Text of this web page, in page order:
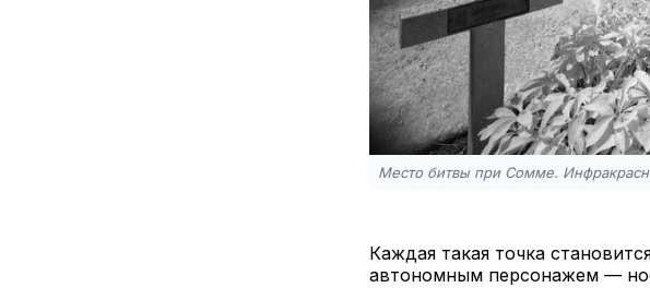
Место битвы при Сомме.
Каждая такая точка
автономным персонажем —